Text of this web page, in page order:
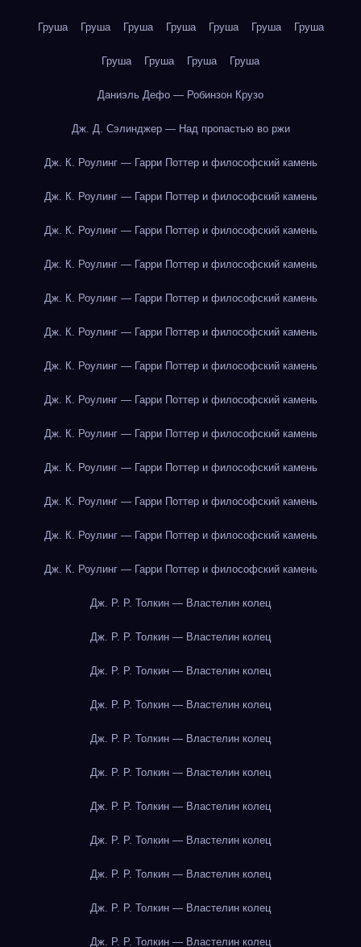
Груша Груша Груша Груша Груша Груша Груша
Груша Груша Груша Груша
Даниэль Дефо — Робинзон Крузо
Дж. Д. Сэлинджер — Над пропастью во ржи
Дж. К. Роулинг — Гарри Поттер и философский камень
Дж. К. Роулинг — Гарри Поттер и философский камень
Дж. К. Роулинг — Гарри Поттер и философский камень
Дж. К. Роулинг — Гарри Поттер и философский камень
Дж. К. Роулинг — Гарри Поттер и философский камень
Дж. К. Роулинг — Гарри Поттер и философский камень
Дж. К. Роулинг — Гарри Поттер и философский камень
Дж. К. Роулинг — Гарри Поттер и философский камень
Дж. К. Роулинг — Гарри Поттер и философский камень
Дж. К. Роулинг — Гарри Поттер и философский камень
Дж. К. Роулинг — Гарри Поттер и философский камень
Дж. К. Роулинг — Гарри Поттер и философский камень
Дж. К. Роулинг — Гарри Поттер и философский камень
Дж. Р. Р. Толкин — Властелин колец
Дж. Р. Р. Толкин — Властелин колец
Дж. Р. Р. Толкин — Властелин колец
Дж. Р. Р. Толкин — Властелин колец
Дж. Р. Р. Толкин — Властелин колец
Дж. Р. Р. Толкин — Властелин колец
Дж. Р. Р. Толкин — Властелин колец
Дж. Р. Р. Толкин — Властелин колец
Дж. Р. Р. Толкин — Властелин колец
Дж. Р. Р. Толкин — Властелин колец
Дж. Р. Р. Толкин — Властелин колец